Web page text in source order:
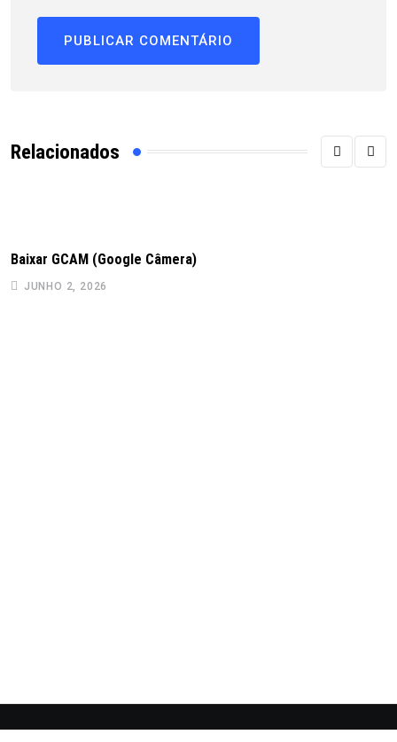
Relacionados
Baixar GCAM (Google Câmera)
JUNHO 2, 2026